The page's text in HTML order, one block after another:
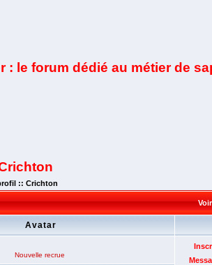
: le forum dédié au métier de
:: Crichton
Avatar
Nouvelle recrue